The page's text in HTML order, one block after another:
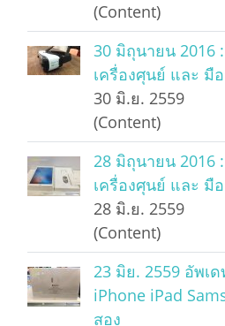
(Content)
30 มิถุนายน 2016
เครื่องศุนย์ และ มื
30 มิ.ย. 2559
(Content)
28 มิถุนายน 2016
เครื่องศุนย์ และ มื
28 มิ.ย. 2559
(Content)
23 มิย. 2559 อัพเ
iPhone iPad
สอง